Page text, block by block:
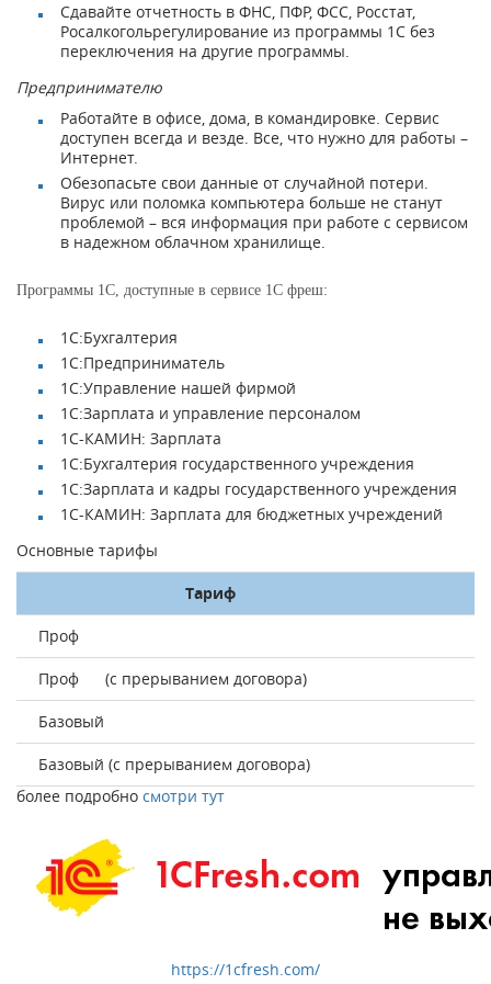
Сдавайте отчетность в ФНС, ПФР, ФСС, Росстат,
Росалкогольрегулирование из программы 1С без
переключения на другие программы.
Предпринимателю
Работайте в офисе, дома, в командировке. Сервис
доступен всегда и везде. Все, что нужно для работы –
Интернет.
Обезопасьте свои данные от случайной потери.
Вирус или поломка компьютера больше не станут
проблемой – вся информация при работе с сервисом
в надежном облачном хранилище.
Программы 1С, доступные в сервисе 1С фреш:
1C:Бухгалтерия
1С:Пред­приниматель
1С:Управление нашей фирмой
1С:Зарплата и управление персоналом
1С-КАМИН: Зарплата
1С:Бухгалтерия государственного учреждения
1С:Зарплата и кадры государственного учреждения
1С-КАМИН: Зарплата для бюджетных учреждений
Основные тарифы
Тариф
Проф
Проф (с прерыванием договора)
Базовый
Базовый (с прерыванием договора)
более подробно смотри тут
https://1cfresh.com/